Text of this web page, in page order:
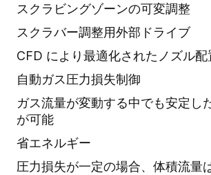
スクラビングゾーンの可変調整
スクラバー調整用外部ドライブ
CFD により最適化されたノズル
自動ガス圧力損失制御
ガス流量が変動する中でも安定し
が可能
省エネルギー
圧力損失が一定の場合、体積流量